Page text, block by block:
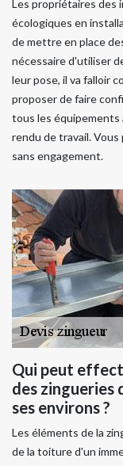
Les propriétaires des
écologiques en
de mettre en place
nécessaire d'utiliser
leur pose, il va falloir
proposer de faire
tous les équipements
rendu de travail.
sans engagement.
Qui peut
des zingueries
ses environs ?
Les éléments de la
de la toiture d'un